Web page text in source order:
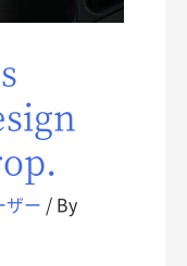
ザー / By